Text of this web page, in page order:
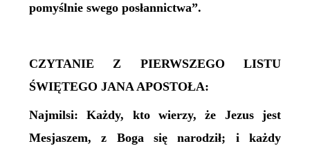
pomyślnie swego posłannictwa”.
CZYTANIE Z PIERWSZEGO LISTU
ŚWIĘTEGO JANA APOSTOŁA:
Najmilsi: Każdy, kto wierzy, że Jezus jest
Mesjaszem, z Boga się narodził; i każdy